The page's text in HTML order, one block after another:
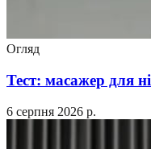
Огляд
Тест: масажер для
6 серпня 2026 р.